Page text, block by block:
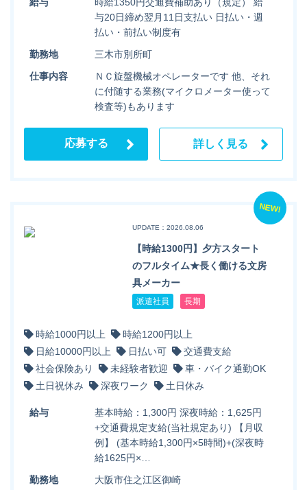
与20日締め翌月11日支払い 日払い・週
払い・前払い制度有
勤務地
三木市別所町
仕事内容
ＮＣ旋盤機械オペレーターです 他、それ
に付随する業務(マイクロメーター使って
検査等)もあります
応募する 詳しく見る
NEW!
UPDATE：2026.08.06
【時給1300円】夕方スタート
のフルタイム★長く働ける文房
具メーカー
派遣社員 長期
時給1000円以上
時給1200円以上
日給10000円以上
日払い可
交通費支給
社会保険あり
未経験者歓迎
車・バイク通勤OK
土日祝休み
深夜ワーク 土日休み
給与
基本時給：1,300円 深夜時給：1,625円
+交通費規定支給(当社規定あり) 【月収
例】 (基本時給1,300円×5時間)+(深夜時
給1625円×…
勤務地
大阪市住之江区御崎